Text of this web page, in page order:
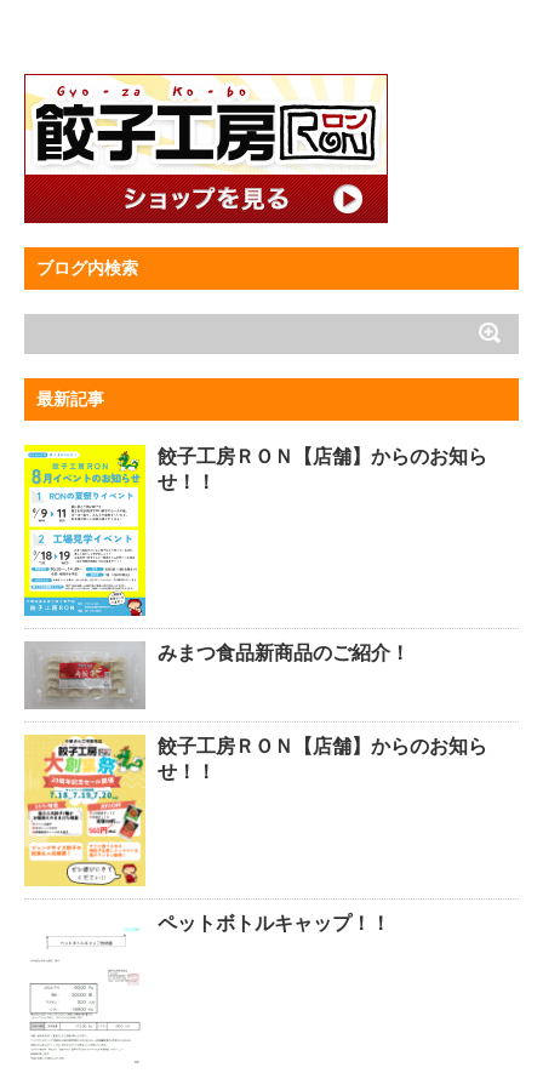
ブログ内検索
最新記事
餃子工房ＲＯＮ【店舗】からのお知ら
せ！！
みまつ食品新商品のご紹介！
餃子工房ＲＯＮ【店舗】からのお知ら
せ！！
ペットボトルキャップ！！